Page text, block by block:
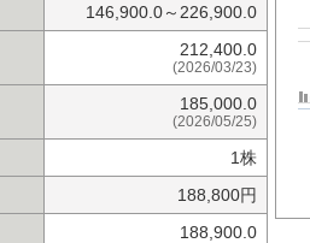
146,900.0～226,900.0
212,400.0
(2026/03/23)
185,000.0
(2026/05/25)
1株
188,800円
188,900.0